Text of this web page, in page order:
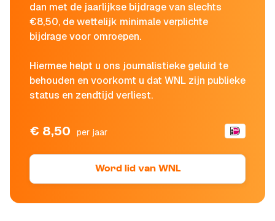
dan met de jaarlijkse bijdrage van slechts
€8,50, de wettelijk minimale verplichte
bijdrage voor omroepen.
Hiermee helpt u ons journalistieke geluid te
behouden en voorkomt u dat WNL zijn publieke
status en zendtijd verliest.
€ 8,50 per jaar
Word lid van WNL